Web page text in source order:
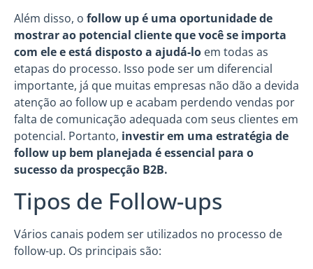
Além disso, o follow up é uma oportunidade de
mostrar ao potencial cliente que você se importa
com ele e está disposto a ajudá-lo em todas as
etapas do processo. Isso pode ser um diferencial
importante, já que muitas empresas não dão a devida
atenção ao follow up e acabam perdendo vendas por
falta de comunicação adequada com seus clientes em
potencial. Portanto, investir em uma estratégia de
follow up bem planejada é essencial para o
sucesso da prospecção B2B.
Tipos de Follow-ups
Vários canais podem ser utilizados no processo de
follow-up. Os principais são: